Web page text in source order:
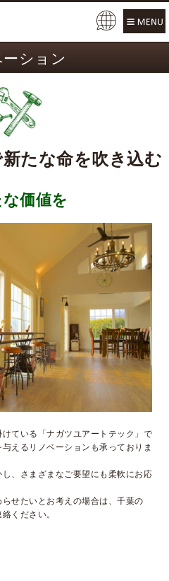
ション
たな命を吹き込む
価値を
ている「ナガツユアートテック」で
えるリノベーションも承っておりま
、さまざまなご要望にも柔軟にお応
せたいとお考えの場合は、千葉の
ください。